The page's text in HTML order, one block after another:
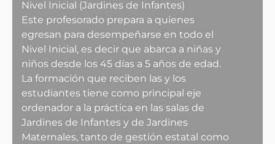
Nivel Inicial (Jardines de Infantes)
Este profesorado prepara a quienes
egresan para desempeñarse en todo el
Nivel Inicial, es decir que abarca a niñas y
niños desde los 45 días a 5 años de edad.
La formación que reciben las y los
estudiantes tiene como principal eje
ordenador a la práctica en las salas de
Jardines de Infantes y de Jardines
Maternales, tanto de gestión estatal como